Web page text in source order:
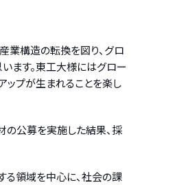
業構造の転換を図り、グロ
ます。東工大様にはグロー
ップが生まれることを楽し
の公募を実施した結果、採
る領域を中心に、社会の課